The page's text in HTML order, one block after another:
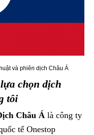
và phiên dịch Châu Á
chọn dịch
tôi
Châu Á là công ty
tế Onestop